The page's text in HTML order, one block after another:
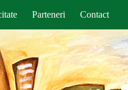
Parteneri Contact